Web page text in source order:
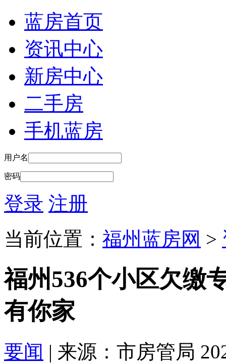
蓝房首页
资讯中心
新房中心
二手房
手机蓝房
用户名
密码
登录 注册
当前位置： 福州蓝房网 >
福州536个小区欠缴
有你家
要闻 | 来源：市房管局